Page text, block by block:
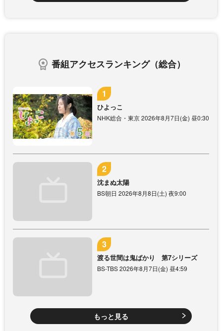
番組アクセスランキング（総合）
ひよっこ
NHK総合・東京 2026年8月7日(金) 昼0:30
沈まぬ太陽
BS朝日 2026年8月8日(土) 夜9:00
渡る世間は鬼ばかり 第7シリーズ
BS-TBS 2026年8月7日(金) 昼4:59
もっと見る